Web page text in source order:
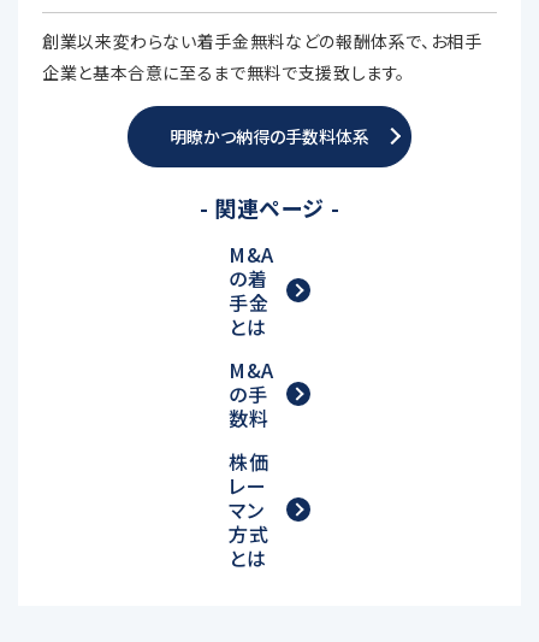
創業以来変わらない着手金無料などの報酬体系で、お相手
企業と基本合意に至るまで無料で支援致します。
明瞭かつ納得の手数料体系
- 関連ページ -
M&A
の着
手金
とは
M&A
の手
数料
株価
レー
マン
方式
とは